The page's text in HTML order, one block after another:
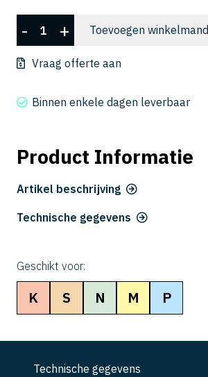
CWLB
2020-
140
- + Toevoegen winkelmand
Vraag offerte aan
Binnen enkele dagen leverbaar
Product Informatie
Artikel beschrijving
Technische gegevens
Geschikt voor:
K S N M P
Technische gegevens